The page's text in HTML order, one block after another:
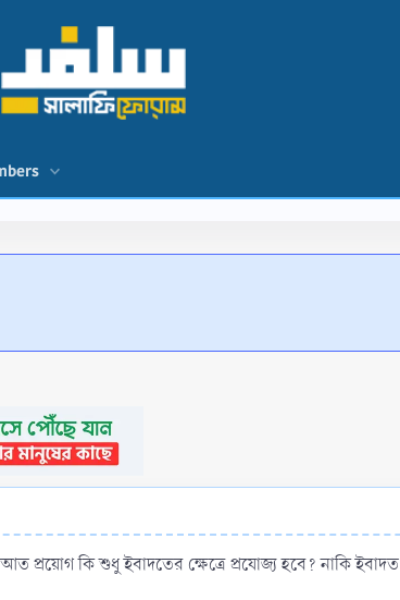
কি শুধু ইবাদতের ক্ষেত্রে প্রযোজ্য হবে? নাকি